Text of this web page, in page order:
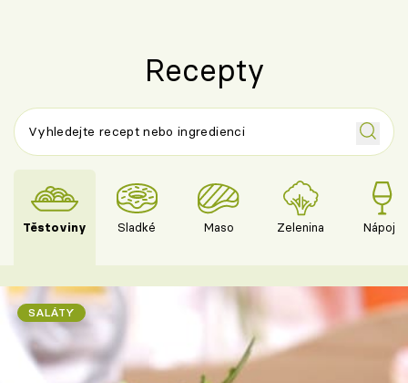
Recepty
Těstoviny Sladké Maso Zelenina Nápoje
SALÁTY